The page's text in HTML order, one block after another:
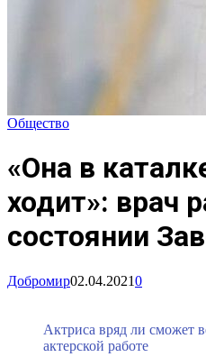
Общество
«Она в
ходит»: врач
состоянии
Добромир02.04.20210
Актриса вряд ли сможет
актерской работе